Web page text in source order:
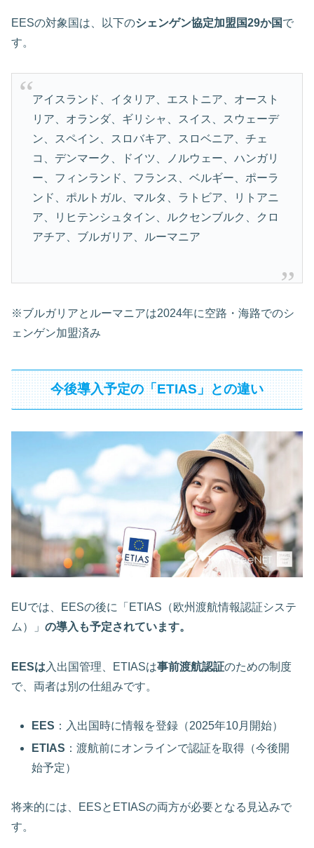
EESの対象国は、以下のシェンゲン協定加盟国29か国で
す。
アイスランド、イタリア、エストニア、オースト
リア、オランダ、ギリシャ、スイス、スウェーデ
ン、スペイン、スロバキア、スロベニア、チェ
コ、デンマーク、ドイツ、ノルウェー、ハンガリ
ー、フィンランド、フランス、ベルギー、ポーラ
ンド、ポルトガル、マルタ、ラトビア、リトアニ
ア、リヒテンシュタイン、ルクセンブルク、クロ
アチア、ブルガリア、ルーマニア
※ブルガリアとルーマニアは2024年に空路・海路でのシ
ェンゲン加盟済み
今後導入予定の「ETIAS」との違い
EUでは、EESの後に「ETIAS（欧州渡航情報認証システ
ム）」 の導入も予定されています。
EESは 入出国管理、ETIASは事前渡航認証のための制度
で、両者は別の仕組みです。
EES ：入出国時に情報を登録（2025年10月開始）
ETIAS ：渡航前にオンラインで認証を取得（今後開
始予定）
将来的には、EESとETIASの両方が必要となる見込みで
す。